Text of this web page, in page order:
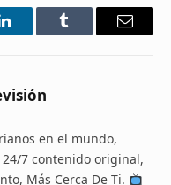
LinkedInTumblr Email
en el mundo,
7 contenido original,
Más Cerca De Ti.